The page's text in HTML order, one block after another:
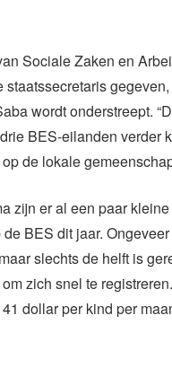
Sociale Zaken en
staatssecretaris
wordt onderstreept.
BES-eilanden verder
de lokale
zijn er al een paar
BES dit jaar.
slechts de helft is
zich snel te
dollar per kind per